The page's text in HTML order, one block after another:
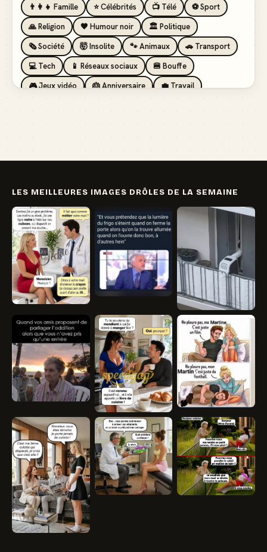
👨‍👩‍👧 Famille
⭐ Célébrités 📺 Télé
⚽ Sport
🙏 Religion
🖤 Humour noir
🏛️ Politique
🗞️ Société
🤯 Insolite 🐾 Animaux
🚗 Transport
💻 Tech
📱 Réseaux sociaux
🍔 Bouffe
🎮 Jeux vidéo
🎂 Anniversaire
💼 Travail
LES MEILLEURES IMAGES DRÔLES DE LA SEMAINE